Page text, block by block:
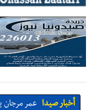
أخبار صيدا عمر مرجان